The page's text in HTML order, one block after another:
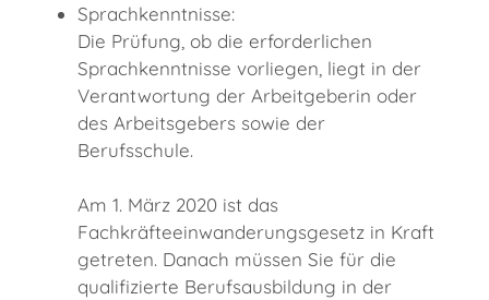
Sprachkenntnisse:
Die Prüfung, ob die erforderlichen
Sprachkenntnisse vorliegen, liegt in der
Verantwortung der Arbeitgeberin oder
des Arbeitsgebers sowie der
Berufsschule.
Am 1. März 2020 ist das
Fachkräfteeinwanderungsgesetz in Kraft
getreten. Danach müssen Sie für die
qualifizierte Berufsausbildung in der